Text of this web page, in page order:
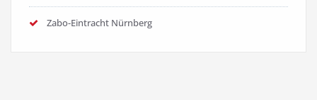
Zabo-Eintracht Nürnberg